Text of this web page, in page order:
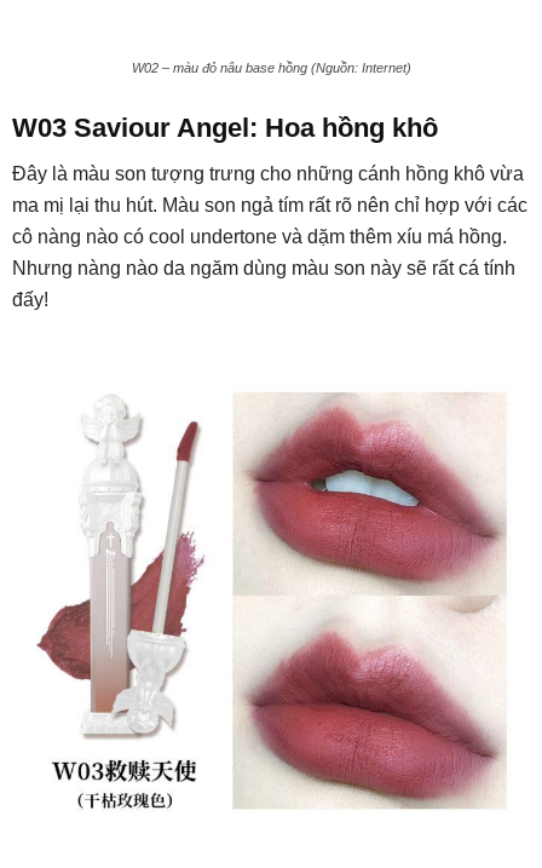
W02 – màu đỏ nâu base hồng (Nguồn: Internet)
W03 Saviour Angel: Hoa hồng khô
Đây là màu son tượng trưng cho những cánh hồng khô vừa
ma mị lại thu hút. Màu son ngả tím rất rõ nên chỉ hợp với các
cô nàng nào có cool undertone và dặm thêm xíu má hồng.
Nhưng nàng nào da ngăm dùng màu son này sẽ rất cá tính
đấy!